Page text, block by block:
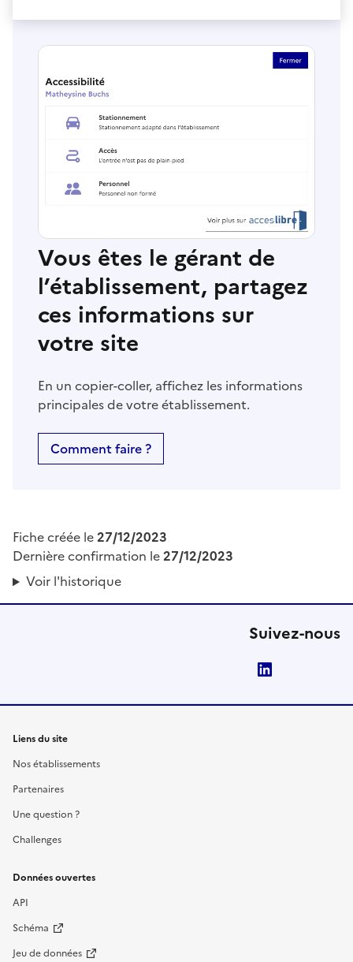
Vous êtes le gérant de
l’établissement, partagez
ces informations sur
votre site
En un copier-coller, affichez les informations
principales de votre établissement.
Comment faire ?
Fiche créée le27/12/2023
Dernière confirmation le27/12/2023
Voir l'historique
Suivez-nous
Liens du site
Nos établissements
Partenaires
Une question ?
Challenges
Données ouvertes
API
Schéma
Jeu de données